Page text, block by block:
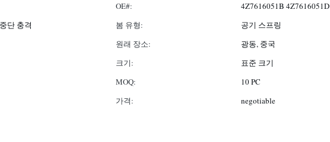
OE#:
4Z7616051B 4Z7616051D
단 충격
봄 유형:
공기 스프링
원래 장소:
광동, 중국
크기:
표준 크기
MOQ:
10 PC
가격:
negotiable